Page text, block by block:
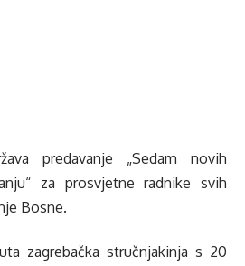
predavanje „Sedam novih
za prosvjetne radnike svih
Bosne.
zagrebačka stručnjakinja s 20